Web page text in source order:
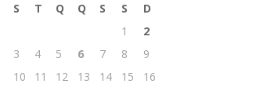
S T Q Q S S
D
1
2
3
4 5 6 7 8
9
10
11 12 13 14 15
16